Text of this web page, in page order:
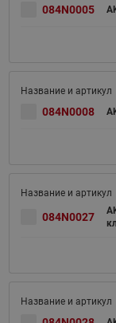
084N0005
084N0008
084N0027